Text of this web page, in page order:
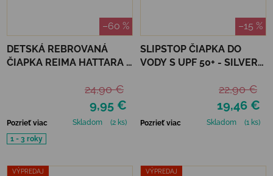
–60 %
DETSKÁ REBROVANÁ
ČIAPKA REIMA HATTARA -
9,95 €
24,90 €
Pozrieť viac Skladom
(2 ks)
1 - 3 roky
–15 %
SLIPSTOP ČIAPKA DO
VODY S UPF 50+ - SILVER
19,46 €
22,90 €
Pozrieť viac Skladom (1 ks)
VÝPREDAJ
VÝPREDAJ